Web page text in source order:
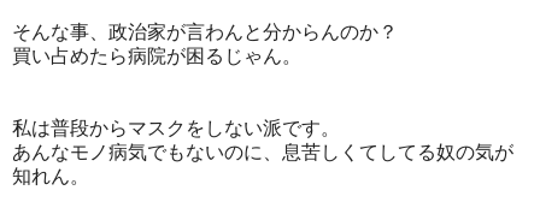
そんな事、政治家が言わんと分からんのか？
買い占めたら病院が困るじゃん。
私は普段からマスクをしない派です。
あんなモノ病気でもないのに、息苦しくてしてる奴の気が
知れん。